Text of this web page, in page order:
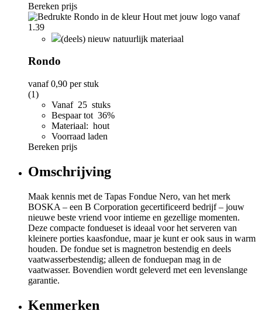
Bereken prijs
(deels) nieuw natuurlijk materiaal
Rondo
vanaf0,90 per stuk
(1)
Vanaf 25 stuks
Bespaar tot 36%
Materiaal: hout
Voorraad laden
Bereken prijs
Omschrijving
Maak kennis met de Tapas Fondue Nero, van het merk
BOSKA – een B Corporation gecertificeerd bedrijf – jouw
nieuwe beste vriend voor intieme en gezellige momenten.
Deze compacte fondueset is ideaal voor het serveren van
kleinere porties kaasfondue, maar je kunt er ook saus in warm
houden. De fondue set is magnetron bestendig en deels
vaatwasserbestendig; alleen de fonduepan mag in de
vaatwasser. Bovendien wordt geleverd met een levenslange
garantie.
Kenmerken